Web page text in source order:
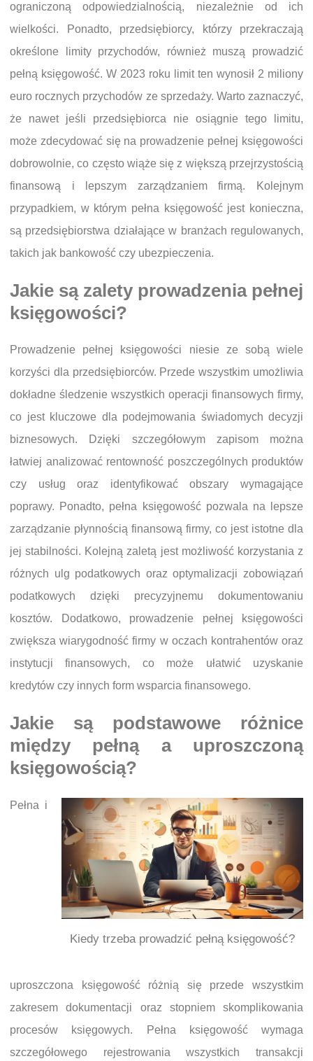
ograniczoną odpowiedzialnością, niezależnie od ich
wielkości. Ponadto, przedsiębiorcy, którzy przekraczają
określone limity przychodów, również muszą prowadzić
pełną księgowość. W 2023 roku limit ten wynosił 2 miliony
euro rocznych przychodów ze sprzedaży. Warto zaznaczyć,
że nawet jeśli przedsiębiorca nie osiągnie tego limitu,
może zdecydować się na prowadzenie pełnej księgowości
dobrowolnie, co często wiąże się z większą przejrzystością
finansową i lepszym zarządzaniem firmą. Kolejnym
przypadkiem, w którym pełna księgowość jest konieczna,
są przedsiębiorstwa działające w branżach regulowanych,
takich jak bankowość czy ubezpieczenia.
Jakie są zalety prowadzenia pełnej
księgowości?
Prowadzenie pełnej księgowości niesie ze sobą wiele
korzyści dla przedsiębiorców. Przede wszystkim umożliwia
dokładne śledzenie wszystkich operacji finansowych firmy,
co jest kluczowe dla podejmowania świadomych decyzji
biznesowych. Dzięki szczegółowym zapisom można
łatwiej analizować rentowność poszczególnych produktów
czy usług oraz identyfikować obszary wymagające
poprawy. Ponadto, pełna księgowość pozwala na lepsze
zarządzanie płynnością finansową firmy, co jest istotne dla
jej stabilności. Kolejną zaletą jest możliwość korzystania z
różnych ulg podatkowych oraz optymalizacji zobowiązań
podatkowych dzięki precyzyjnemu dokumentowaniu
kosztów. Dodatkowo, prowadzenie pełnej księgowości
zwiększa wiarygodność firmy w oczach kontrahentów oraz
instytucji finansowych, co może ułatwić uzyskanie
kredytów czy innych form wsparcia finansowego.
Jakie są podstawowe różnice
między pełną a uproszczoną
księgowością?
Kiedy trzeba prowadzić pełną księgowość?
Pełna i
uproszczona księgowość różnią się przede wszystkim
zakresem dokumentacji oraz stopniem skomplikowania
procesów księgowych. Pełna księgowość wymaga
szczegółowego rejestrowania wszystkich transakcji